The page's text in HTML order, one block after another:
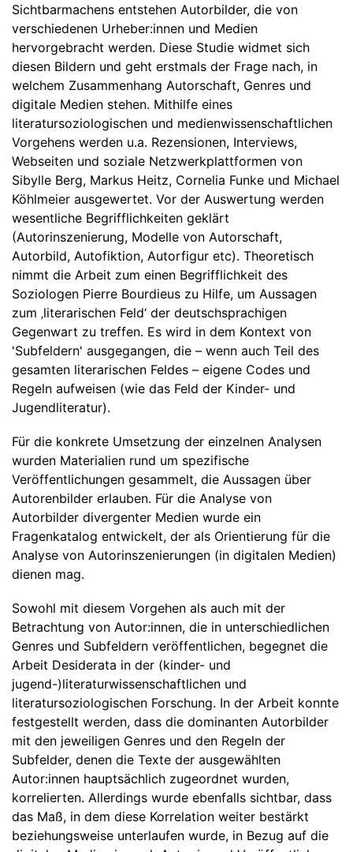
Sichtbarmachens entstehen Autorbilder, die von
verschiedenen Urheber:innen und Medien
hervorgebracht werden. Diese Studie widmet sich
diesen Bildern und geht erstmals der Frage nach, in
welchem Zusammenhang Autorschaft, Genres und
digitale Medien stehen. Mithilfe eines
literatursoziologischen und medienwissenschaftlichen
Vorgehens werden u.a. Rezensionen, Interviews,
Webseiten und soziale Netzwerkplattformen von
Sibylle Berg, Markus Heitz, Cornelia Funke und Michael
Köhlmeier ausgewertet. Vor der Auswertung werden
wesentliche Begrifflichkeiten geklärt
(Autorinszenierung, Modelle von Autorschaft,
Autorbild, Autofiktion, Autorfigur etc). Theoretisch
nimmt die Arbeit zum einen Begrifflichkeit des
Soziologen Pierre Bourdieus zu Hilfe, um Aussagen
zum ‚literarischen Feld‘ der deutschsprachigen
Gegenwart zu treffen. Es wird in dem Kontext von
'Subfeldern' ausgegangen, die – wenn auch Teil des
gesamten literarischen Feldes – eigene Codes und
Regeln aufweisen (wie das Feld der Kinder- und
Jugendliteratur).
Für die konkrete Umsetzung der einzelnen Analysen
wurden Materialien rund um spezifische
Veröffentlichungen gesammelt, die Aussagen über
Autorenbilder erlauben. Für die Analyse von
Autorbilder divergenter Medien wurde ein
Fragenkatalog entwickelt, der als Orientierung für die
Analyse von Autorinszenierungen (in digitalen Medien)
dienen mag.
Sowohl mit diesem Vorgehen als auch mit der
Betrachtung von Autor:innen, die in unterschiedlichen
Genres und Subfeldern veröffentlichen, begegnet die
Arbeit Desiderata in der (kinder- und
jugend-)literaturwissenschaftlichen und
literatursoziologischen Forschung. In der Arbeit konnte
festgestellt werden, dass die dominanten Autorbilder
mit den jeweiligen Genres und den Regeln der
Subfelder, denen die Texte der ausgewählten
Autor:innen hauptsächlich zugeordnet wurden,
korrelierten. Allerdings wurde ebenfalls sichtbar, dass
das Maß, in dem diese Korrelation weiter bestärkt
beziehungsweise unterlaufen wurde, in Bezug auf die